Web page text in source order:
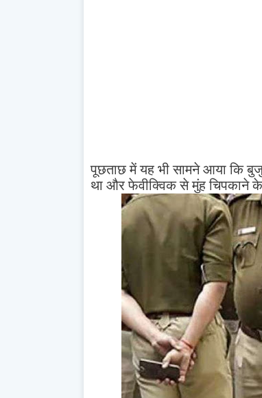
पूछताछ में यह भी सामने आया कि
था और फेवीक्विक से मुंह चिपकाने